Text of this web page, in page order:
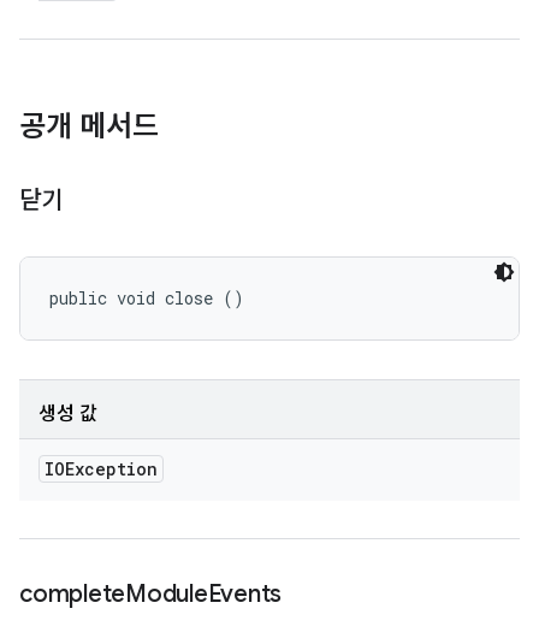
공개 메서드
닫기
public void close ()
생성 값
IOException
completeModuleEvents